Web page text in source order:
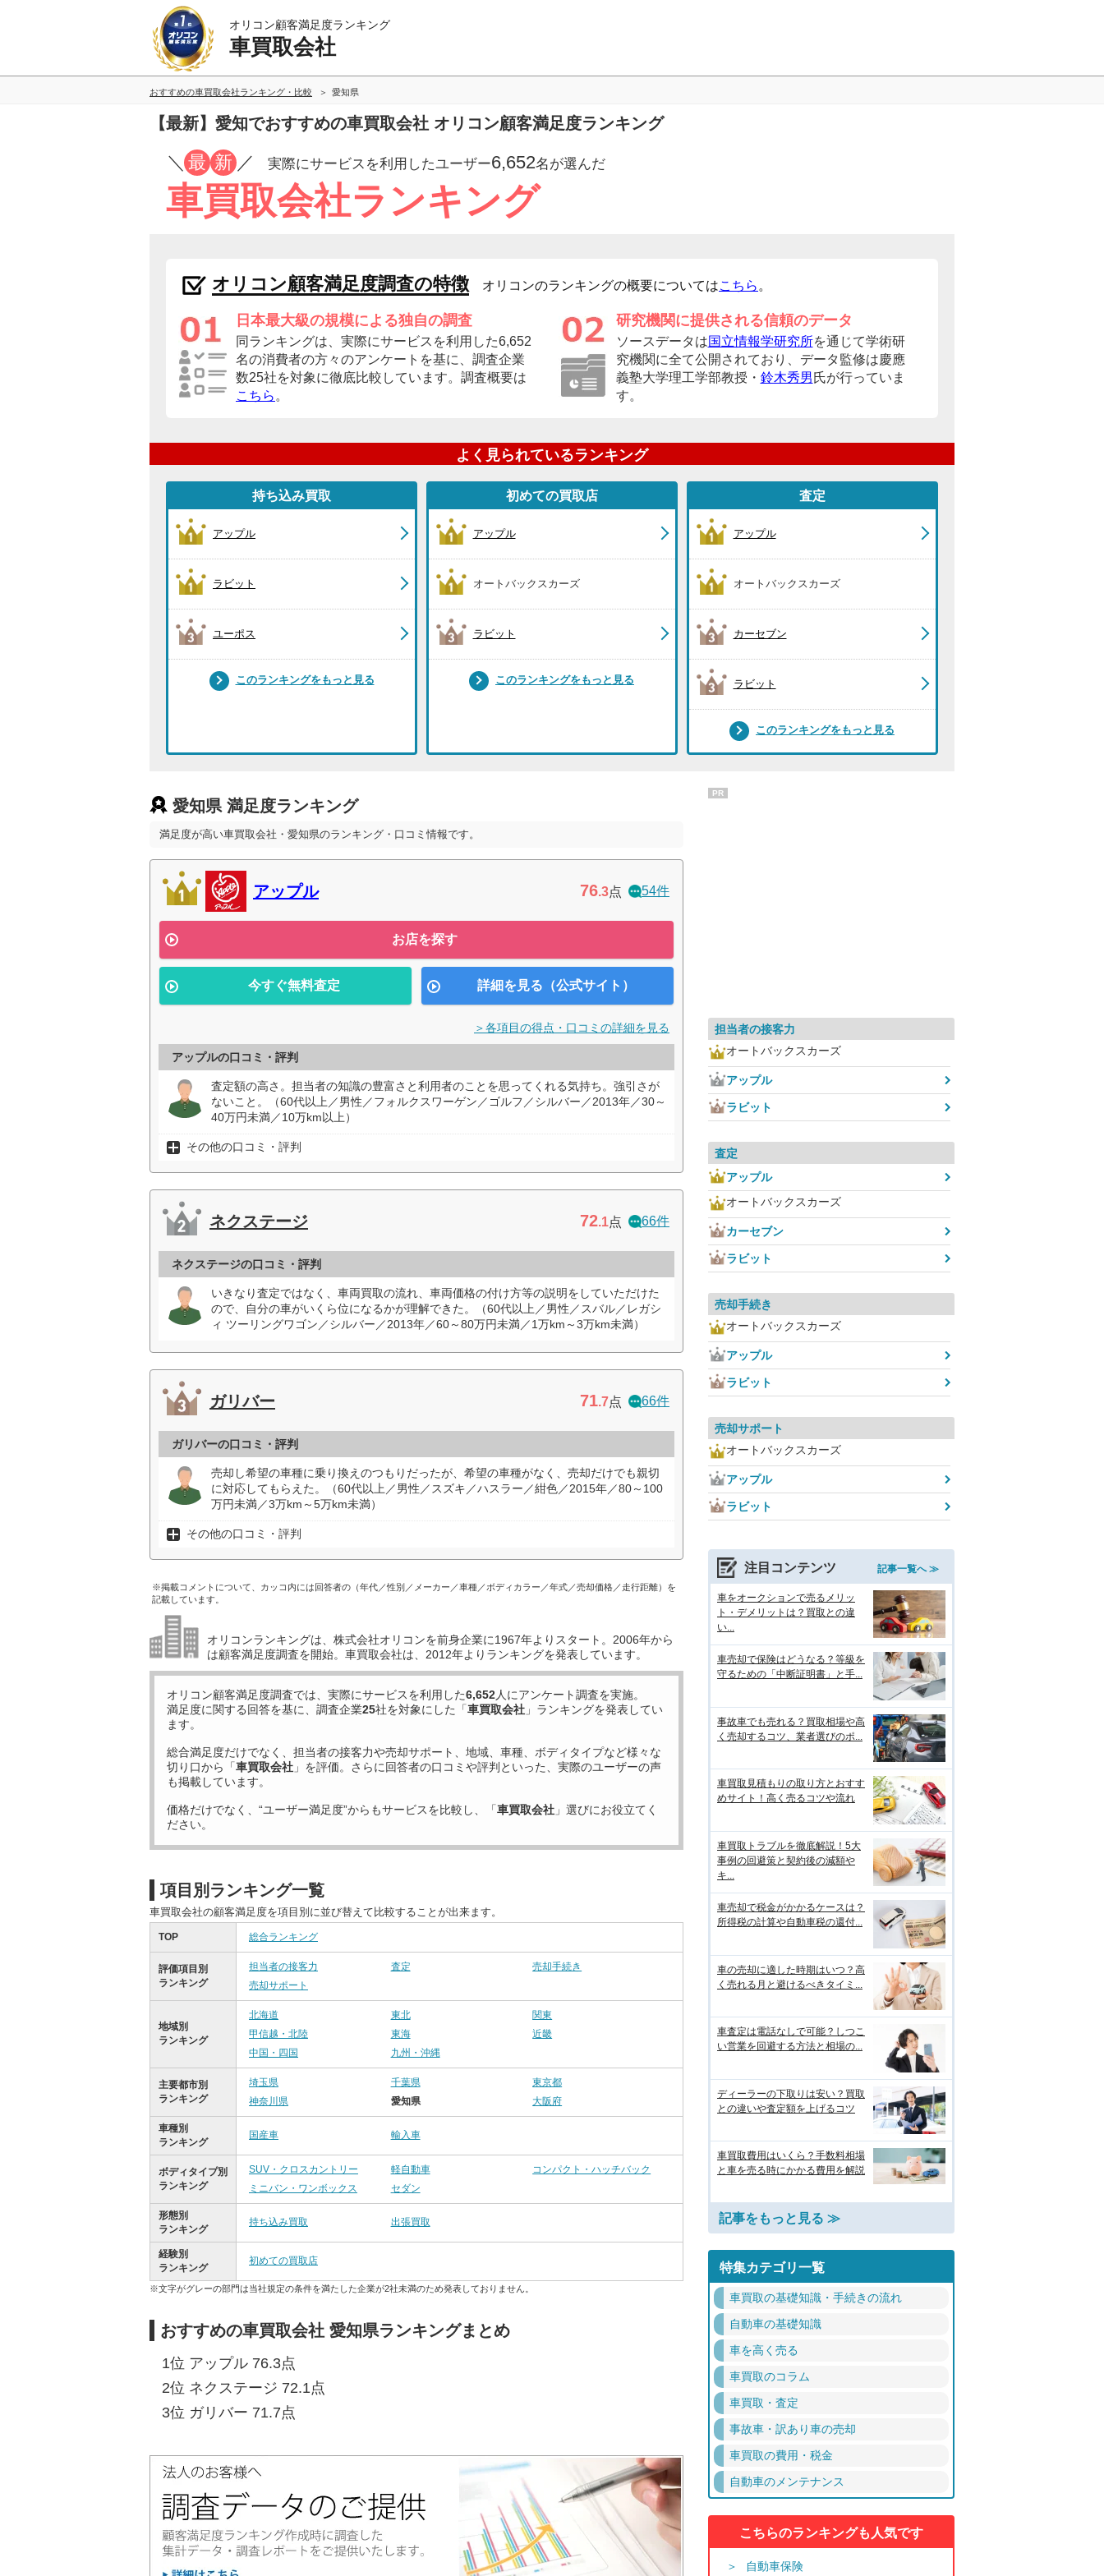
オリコン顧客満足度ランキング
車買取会社
おすすめの車買取会社ランキング・比較 愛知県
【最新】愛知でおすすめの車買取会社 オリコン顧客満足度ランキング
／ 最 新 ／ 実際にサービスを利用したユーザー6,652名が選んだ
車買取会社ランキング
オリコン顧客満足度調査の特徴 オリコンのランキングの概要についてはこちら 。
日本最大級の規模による独自の調査
同ランキングは、実際にサービスを利用した6,652
名の消費者の方々のアンケートを基に、調査企業
数25社を対象に徹底比較しています。調査概要は
こちら 。
研究機関に提供される信頼のデータ
ソースデータは国立情報学研究所を通じて学術研
究機関に全て公開されており、データ監修は慶應
義塾大学理工学部教授・ 鈴木秀男 氏が行っていま
す。
よく見られているランキング
持ち込み買取
アップル
ラビット
ユーポス
このランキングをもっと見る
初めての買取店
アップル
オートバックスカーズ
ラビット
このランキングをもっと見る
査定
アップル
オートバックスカーズ
カーセブン
ラビット
このランキングをもっと見る
愛知県 満足度ランキング
満足度が高い車買取会社・愛知県のランキング・口コミ情報です。
アップル 76.3点 54件
お店を探す
今すぐ無料査定 詳細を見る（公式サイト）
＞各項目の得点・口コミの詳細を見る
アップルの口コミ・評判
査定額の高さ。担当者の知識の豊富さと利用者のことを思ってくれる気持ち。強引さが
ないこと。（60代以上／男性／フォルクスワーゲン／ゴルフ／シルバー／2013年／30～
40万円未満／10万km以上）
その他の口コミ・評判
ネクステージ 72.1点 66件
ネクステージの口コミ・評判
いきなり査定ではなく、車両買取の流れ、車両価格の付け方等の説明をしていただけた
ので、自分の車がいくら位になるかが理解できた。（60代以上／男性／スバル／レガシ
ィ ツーリングワゴン／シルバー／2013年／60～80万円未満／1万km～3万km未満）
ガリバー 71.7点 66件
ガリバーの口コミ・評判
売却し希望の車種に乗り換えのつもりだったが、希望の車種がなく、売却だけでも親切
に対応してもらえた。（60代以上／男性／スズキ／ハスラー／紺色／2015年／80～100
万円未満／3万km～5万km未満）
その他の口コミ・評判
※掲載コメントについて、カッコ内には回答者の（年代／性別／メーカー／車種／ボディカラー／年式／売却価格／走行距離）を
記載しています。
オリコンランキングは、株式会社オリコンを前身企業に1967年よりスタート。2006年から
は顧客満足度調査を開始。車買取会社は、2012年よりランキングを発表しています。
オリコン顧客満足度調査では、実際にサービスを利用した6,652人にアンケート調査を実施。
満足度に関する回答を基に、調査企業25社を対象にした「車買取会社 」ランキングを発表してい
ます。
総合満足度だけでなく、担当者の接客力や売却サポート、地域、車種、ボディタイプなど様々な
切り口から「車買取会社 」を評価。さらに回答者の口コミや評判といった、実際のユーザーの声
も掲載しています。
価格だけでなく、“ユーザー満足度”からもサービスを比較し、「車買取会社 」選びにお役立てく
ださい。
項目別ランキング一覧
車買取会社の顧客満足度を項目別に並び替えて比較することが出来ます。
TOP 総合ランキング
評価項目別
ランキング
担当者の接客力 査定
売却手続き
売却サポート
地域別
ランキング
北海道 東北
関東
甲信越・北陸
東海
近畿
中国・四国
九州・沖縄
主要都市別
ランキング
埼玉県 千葉県
東京都
神奈川県
愛知県 大阪府
車種別
ランキング
国産車 輸入車
ボディタイプ別
ランキング
SUV・クロスカントリー 軽自動車
コンパクト・ハッチバック
ミニバン・ワンボックス
セダン
形態別
ランキング
持ち込み買取 出張買取
経験別
ランキング
初めての買取店
※文字がグレーの部門は当社規定の条件を満たした企業が2社未満のため発表しておりません。
おすすめの車買取会社 愛知県ランキングまとめ
1位 アップル 76.3点
2位 ネクステージ 72.1点
3位 ガリバー 71.7点
PR
担当者の接客力
オートバックスカーズ
アップル
ラビット
査定
アップル
オートバックスカーズ
カーセブン
ラビット
売却手続き
オートバックスカーズ
アップル
ラビット
売却サポート
オートバックスカーズ
アップル
ラビット
注目コンテンツ 記事一覧へ ≫
車をオークションで売るメリッ
ト・デメリットは？買取との違
い...
車売却で保険はどうなる？等級を
守るための「中断証明書」と手...
事故車でも売れる？買取相場や高
く売却するコツ、業者選びのポ...
車買取見積もりの取り方とおすす
めサイト！高く売るコツや流れ
車買取トラブルを徹底解説！5大
事例の回避策と契約後の減額や
キ...
車売却で税金がかかるケースは？
所得税の計算や自動車税の還付...
車の売却に適した時期はいつ？高
く売れる月と避けるべきタイミ...
車査定は電話なしで可能？しつこ
い営業を回避する方法と相場の...
ディーラーの下取りは安い？買取
との違いや査定額を上げるコツ
車買取費用はいくら？手数料相場
と車を売る時にかかる費用を解説
記事をもっと見る ≫
特集カテゴリ一覧
車買取の基礎知識・手続きの流れ
自動車の基礎知識
車を高く売る
車買取のコラム
車買取・査定
事故車・訳あり車の売却
車買取の費用・税金
自動車のメンテナンス
こちらのランキングも人気です
自動車保険